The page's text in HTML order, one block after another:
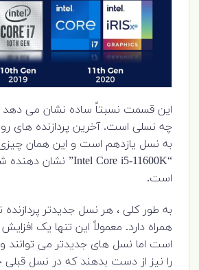
چه نسلی است. آخرین پردازنده های
است.
به طور کلی ، هر نسل جدیدتر پردازنده
همراه دارد. معمولاً این تنها یک
است اما نسل های جدیدتر می
را نیز از دست بدهند که در نسل